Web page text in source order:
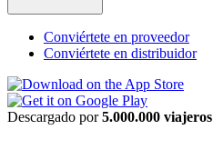
Conviértete en proveedor
Conviértete en distribuidor
Descargado por5.000.000 viajeros